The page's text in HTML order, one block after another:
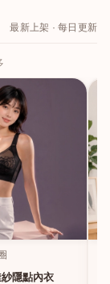
最新上架 · 每日更新
隱點內衣